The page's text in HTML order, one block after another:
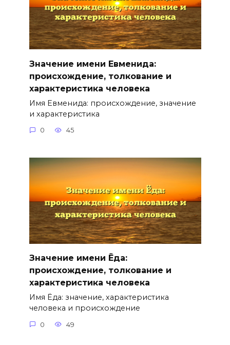
Значение имени Евменида:
происхождение, толкование и
характеристика человека
Имя Евменида: происхождение, значение
и характеристика
0 45
Значение имени Ёда:
происхождение, толкование и
характеристика человека
Имя Ёда: значение, характеристика
человека и происхождение
0 49